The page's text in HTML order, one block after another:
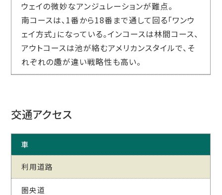
ウェイの微妙なアンジュレーションが難点。
南コースは、1番から18番まで通して回る「ワンウ
ェイ方式」になっている。インコースは林間コース、
アウトコースは池が絡むアメリカンスタイルで、そ
れぞれの趣が違い戦略性も高い。
交通アクセス
車
利用道路
圏央道